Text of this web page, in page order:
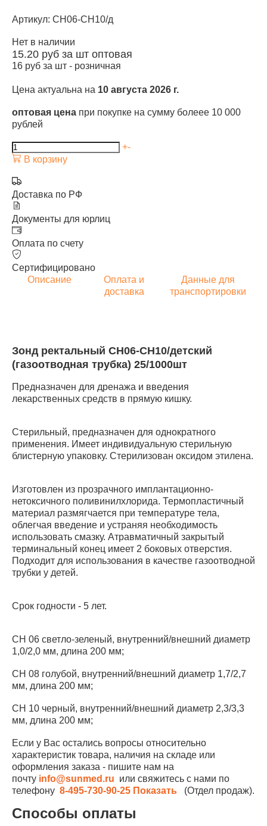
Артикул: СН06-СН10/д
Нет в наличии
15.20 руб за шт оптовая
16 руб за шт - розничная
Цена актуальна на 10 августа 2026 г.
оптовая цена при покупке на сумму болеее 10 000
рублей
+-
В корзину
Доставка по РФ
Документы для юрлиц
Оплата по счету
Сертифицировано
Описание
Оплата и
доставка
Данные для
транспортировки
Зонд ректальный СН06-СН10/детский
(газоотводная трубка) 25/1000шт
Предназначен для дренажа и введения
лекарственных средств в прямую кишку.
Стерильный, предназначен для однократного
применения. Имеет индивидуальную стерильную
блистерную упаковку. Стерилизован оксидом этилена.
Изготовлен из прозрачного имплантационно-
нетоксичного поливинилхлорида. Термопластичный
материал размягчается при температуре тела,
облегчая введение и устраняя необходимость
использовать смазку. Атравматичный закрытый
терминальный конец имеет 2 боковых отверстия.
Подходит для использования в качестве газоотводной
трубки у детей.
Срок годности - 5 лет.
СН 06 светло-зеленый, внутренний/внешний диаметр
1,0/2,0 мм, длина 200 мм;
СН 08 голубой, внутренний/внешний диаметр 1,7/2,7
мм, длина 200 мм;
СН 10 черный, внутренний/внешний диаметр 2,3/3,3
мм, длина 200 мм;
Если у Вас остались вопросы относительно
характеристик товара, наличия на складе или
оформления заказа - пишите нам на
почту info@sunmed.ru или свяжитесь с нами по
телефону 8-495-730-90-25 Показать (Отдел продаж).
Способы оплаты